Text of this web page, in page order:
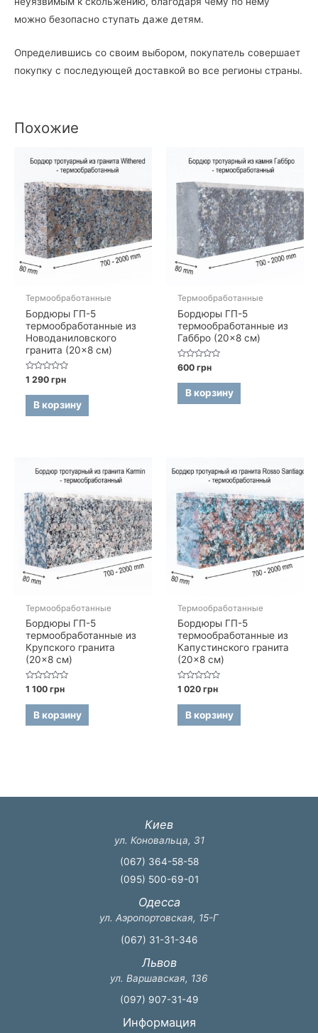
можно безопасно ступать даже детям.
Определившись со своим выбором, покупатель совершает
покупку с последующей доставкой во все регионы страны.
Похожие
Термообработанные
Бордюры ГП-5
термообработанные из
Новоданиловского
гранита (20×8 см)
Оценка
0
из
1 290грн
В корзину
Термообработанные
Бордюры ГП-5
термообработанные из
Габбро (20×8 см)
Оценка
0
из
600грн
В корзину
Термообработанные
Бордюры ГП-5
термообработанные из
Крупского гранита
(20×8 см)
Оценка
0
из
1 100грн
В корзину
Термообработанные
Бордюры ГП-5
термообработанные из
Капустинского гранита
(20×8 см)
Оценка
0
из
1 020грн
В корзину
Киев
ул. Коновальца, 31
(067) 364-58-58
(095) 500-69-01
Одесса
ул. Аэропортовская, 15-Г
(067) 31-31-346
Львов
ул. Варшавская, 136
(097) 907-31-49
Информация